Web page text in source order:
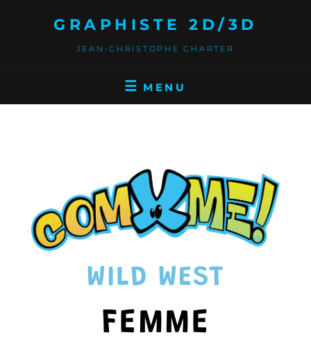
GRAPHISTE 2D/3D
JEAN-CHRISTOPHE CHARTER
MENU
WILD WEST
FEMME